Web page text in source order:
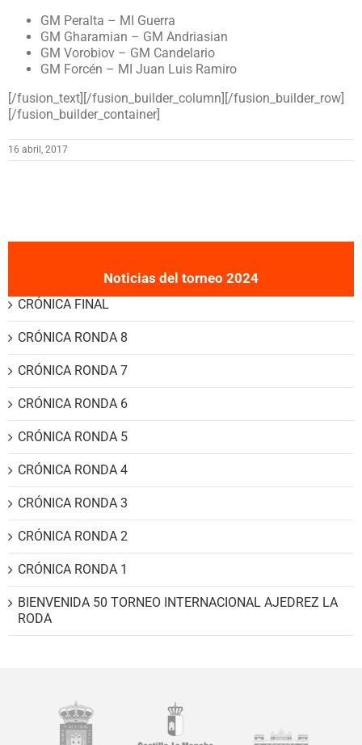
GM Peralta – MI Guerra
GM Gharamian – GM Andriasian
GM Vorobiov – GM Candelario
GM Forcén – MI Juan Luis Ramiro
[/fusion_text][/fusion_builder_column][/fusion_builder_row]
[/fusion_builder_container]
16 abril, 2017
Noticias del torneo 2024
CRÓNICA FINAL
CRÓNICA RONDA 8
CRÓNICA RONDA 7
CRÓNICA RONDA 6
CRÓNICA RONDA 5
CRÓNICA RONDA 4
CRÓNICA RONDA 3
CRÓNICA RONDA 2
CRÓNICA RONDA 1
BIENVENIDA 50 TORNEO INTERNACIONAL AJEDREZ LA
RODA